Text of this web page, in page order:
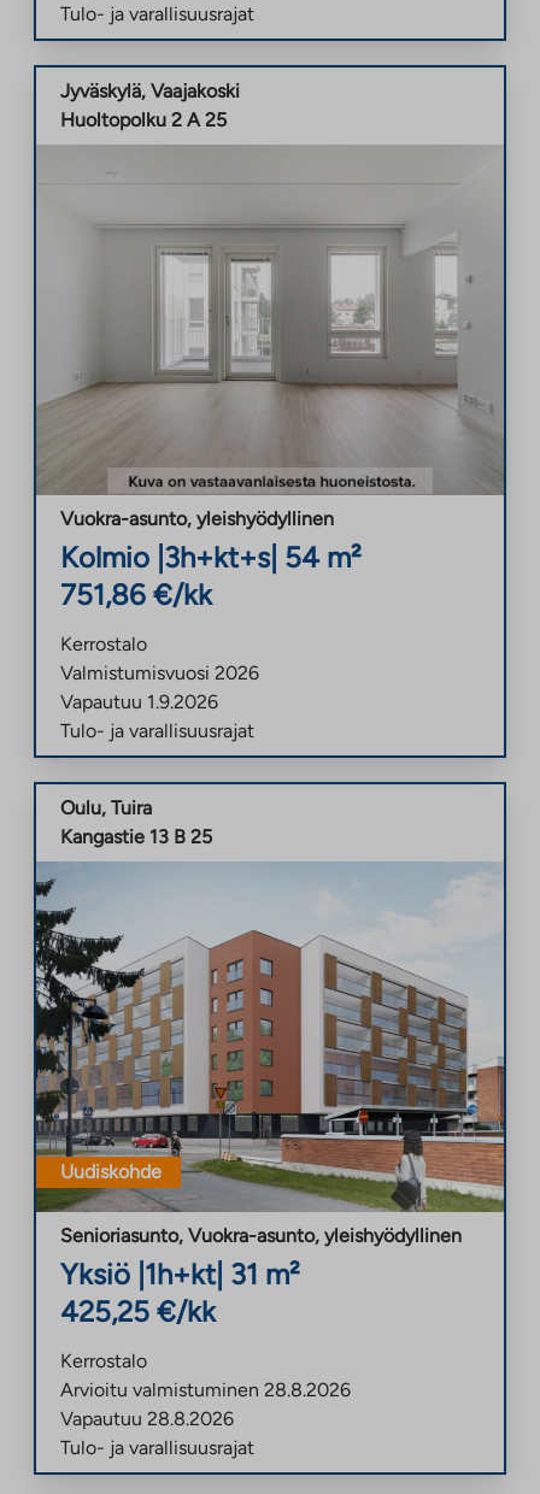
Tulo- ja varallisuusrajat
Jyväskylä, Vaajakoski
Huoltopolku 2 A 25
Vuokra-asunto, yleishyödyllinen
Kolmio 3h+kt+s| 54 m²
751,86 €/kk
Kerrostalo
Valmistumisvuosi 2026
Vapautuu 1.9.2026
Tulo- ja varallisuusrajat
Oulu, Tuira
Kangastie 13 B 25
Uudiskohde
Senioriasunto, Vuokra-asunto, yleishyödyllinen
Yksiö 1h+kt| 31 m²
425,25 €/kk
Kerrostalo
Arvioitu valmistuminen 28.8.2026
Vapautuu 28.8.2026
Tulo- ja varallisuusrajat